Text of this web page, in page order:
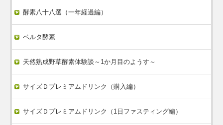
酵素八十八選（一年経過編）
ベルタ酵素
天然熟成野草酵素体験談～1か月目のようす～
サイズＤプレミアムドリンク（購入編）
サイズＤプレミアムドリンク（1日ファスティング編）